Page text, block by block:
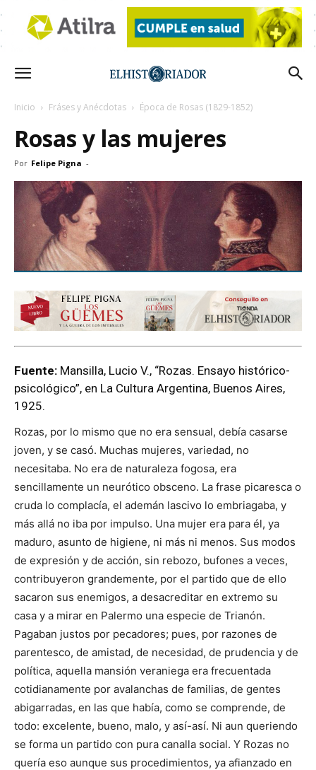
Inicio Fráses y Anécdotas Época de Rosas (1829-1852)
Rosas y las mujeres
Por Felipe Pigna -
Fuente: Mansilla, Lucio V., “Rozas. Ensayo histórico-
psicológico”, en La Cultura Argentina, Buenos Aires,
1925.
Rozas, por lo mismo que no era sensual, debía casarse
joven, y se casó. Muchas mujeres, variedad, no
necesitaba. No era de naturaleza fogosa, era
sencillamente un neurótico obsceno. La frase picaresca o
cruda lo complacía, el ademán lascivo lo embriagaba, y
más allá no iba por impulso. Una mujer era para él, ya
maduro, asunto de higiene, ni más ni menos. Sus modos
de expresión y de acción, sin rebozo, bufones a veces,
contribuyeron grandemente, por el partido que de ello
sacaron sus enemigos, a desacreditar en extremo su
casa y a mirar en Palermo una especie de Trianón.
Pagaban justos por pecadores; pues, por razones de
parentesco, de amistad, de necesidad, de prudencia y de
política, aquella mansión veraniega era frecuentada
cotidianamente por avalanchas de familias, de gentes
abigarradas, en las que había, como se comprende, de
todo: excelente, bueno, malo, y así-así. Ni aun queriendo
se forma un partido con pura canalla social. Y Rozas no
quería eso aunque sus procedimientos, ya afianzado en